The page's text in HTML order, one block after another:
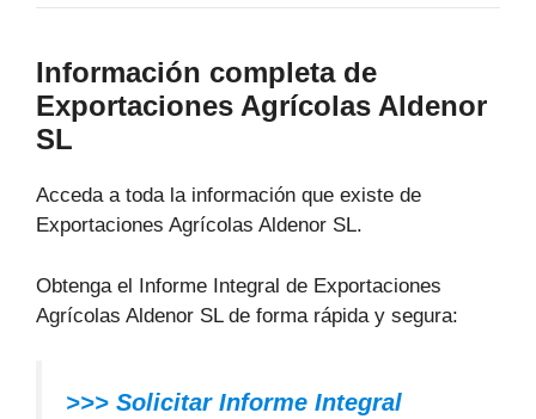
Información completa de
Exportaciones Agrícolas Aldenor
SL
Acceda a toda la información que existe de
Exportaciones Agrícolas Aldenor SL.
Obtenga el Informe Integral de Exportaciones
Agrícolas Aldenor SL de forma rápida y segura:
>>> Solicitar Informe Integral